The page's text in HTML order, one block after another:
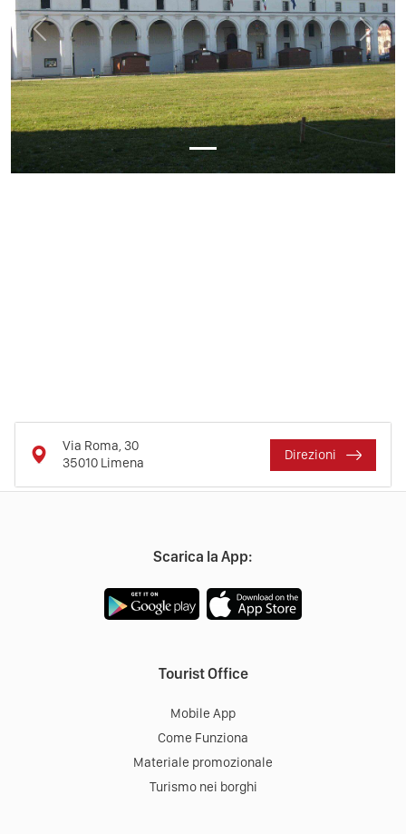
Previous Next
Via Roma, 30
35010 Limena
Direzioni
Scarica la App:
Tourist Office
Mobile App
Come Funziona
Materiale promozionale
Turismo nei borghi